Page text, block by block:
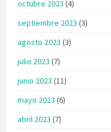
octubre 2023 (4)
septiembre 2023 (3)
agosto 2023 (3)
julio 2023 (7)
junio 2023 (11)
mayo 2023 (6)
abril 2023 (7)